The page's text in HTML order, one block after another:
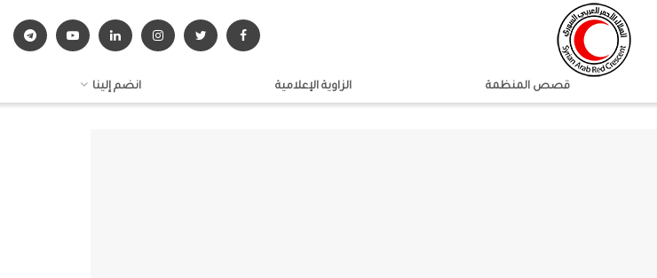
قصص المنظمة الزاوية الإعلامية انضم إلينا